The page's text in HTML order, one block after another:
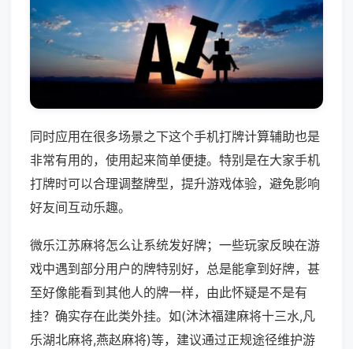
同时应用在很多场景之下这个手机打牌计算辅助也是
非常有用的，使用起来简单便捷。特别是在大家手机
打牌时可以合理调整牌型，提升游戏体验，避免影响
好友间互动乐趣。
微乐江苏麻将怎么让系统发好牌；一些玩家反映在游
戏中遇到部分用户的牌特别好，总是能拿到好牌，甚
至好像能看到其他人的牌一样，由此怀疑是不是有
挂？确实存在此类外挂。如(沐沐福建麻将十三水,凡
乐湖北麻将,燕赵麻将)等，建议通过正规途径维护游